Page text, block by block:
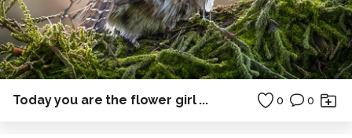
Today you are the flower girl ... 0 0